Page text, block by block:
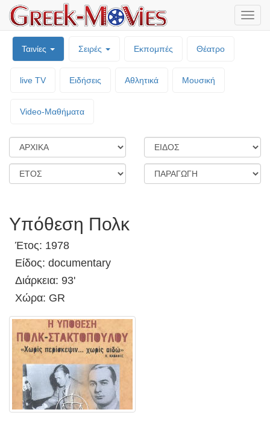
Ταινίες Σειρές Εκπομπές Θέατρο
live TV Ειδήσεις Αθλητικά Μουσική
Video-Mαθήματα
Υπόθεση Πολκ
Έτος: 1978
Είδος: documentary
Διάρκεια: 93'
Χώρα: GR